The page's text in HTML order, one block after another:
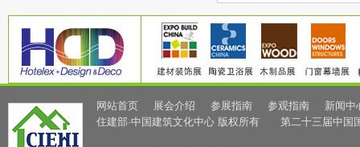
网站首页 展会介绍 参展指南 参观指南
新闻中
住建部·中国建筑文化中心 版权所有 第二十三届中国